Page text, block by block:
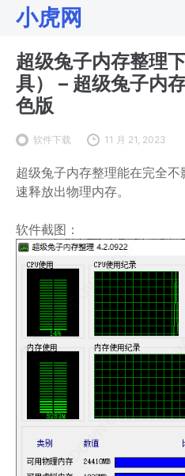
小虎网
超级兔子内存整理
具） – 超级兔子内
色版
软件下载 11 月 21, 2023
超级兔子内存整理能在完全
速释放出物理内存。
软件截图：